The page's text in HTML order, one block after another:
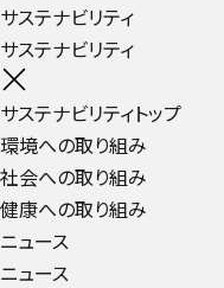
サステナビリティ
サステナビリティ
サステナビリティトップ
環境への取り組み
社会への取り組み
健康への取り組み
ニュース
ニュース